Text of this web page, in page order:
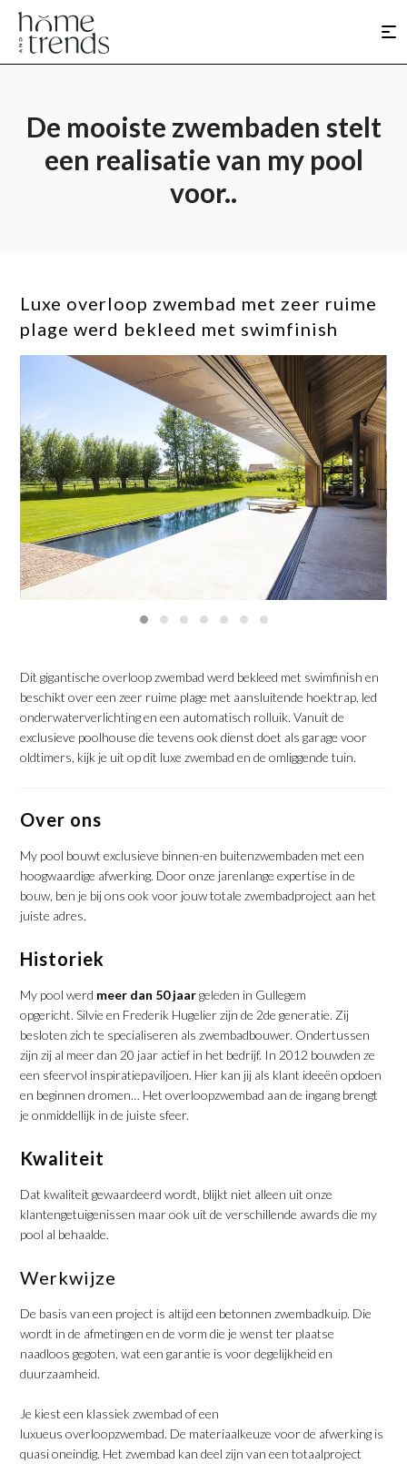
De mooiste zwembaden stelt
een realisatie van my pool
voor..
Luxe overloop zwembad met zeer ruime
plage werd bekleed met swimfinish
‹ ›
Dit gigantische overloop zwembad werd bekleed met swimfinish en
beschikt over een zeer ruime plage met aansluitende hoektrap, led
onderwaterverlichting en een automatisch rolluik. Vanuit de
exclusieve poolhouse die tevens ook dienst doet als garage voor
oldtimers, kijk je uit op dit luxe zwembad en de omliggende tuin.
Over ons
My pool bouwt exclusieve binnen-en buitenzwembaden met een
hoogwaardige afwerking. Door onze jarenlange expertise in de
bouw, ben je bij ons ook voor jouw totale zwembadproject aan het
juiste adres.
Historiek
My pool werd meer dan 50 jaargeleden in Gullegem
opgericht. Silvie en Frederik Hugelier zijn de 2de generatie. Zij
besloten zich te specialiseren als zwembadbouwer. Ondertussen
zijn zij al meer dan 20 jaar actief in het bedrijf. In 2012 bouwden ze
een sfeervol inspiratiepaviljoen. Hier kan jij als klant ideeën opdoen
en beginnen dromen… Het overloopzwembad aan de ingang brengt
je onmiddellijk in de juiste sfeer.
Kwaliteit
Dat kwaliteit gewaardeerd wordt, blijkt niet alleen uit onze
klantengetuigenissen maar ook uit de verschillende awards die my
pool al behaalde.
Werkwijze
De basis van een project is altijd een betonnen zwembadkuip. Die
wordt in de afmetingen en de vorm die je wenst ter plaatse
naadloos gegoten, wat een garantie is voor degelijkheid en
duurzaamheid.
Je kiest een klassiek zwembad of een
luxueus overloopzwembad. De materiaalkeuze voor de afwerking is
quasi oneindig. Het zwembad kan deel zijn van een totaalproject